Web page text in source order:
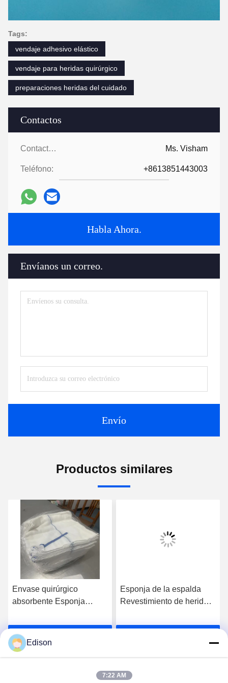
Contactos
Contactos: Ms. Visham
Teléfono: +8613851443003
Habla Ahora.
Envíanos un correo.
Envío
Tags:
vendaje adhesivo elástico
vendaje para heridas quirúrgico
preparaciones heridas del cuidado
Productos similares
Envase quirúrgico
absorbente Esponja
procedimientos
quirúrgicos y
esterilización hospitalaria
Esponja de la espalda
Revestimiento de heridas
algodón 5 años Vida útil
protección eficaz de la
Edison
7:22 AM